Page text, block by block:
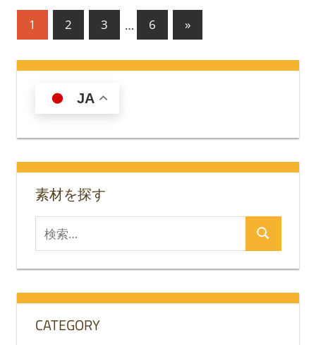
投
の
ー
ジ
送
り
1 2 3 … 6
次
の
記
»
JA
素材を探す
索
対
検
CATEGORY